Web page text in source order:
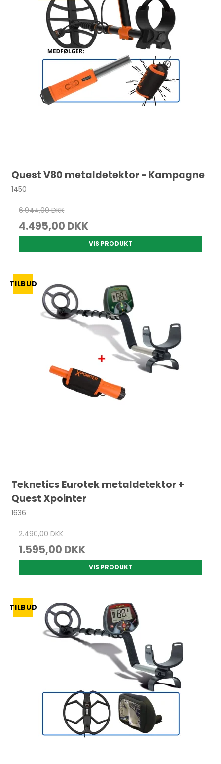
Quest V80 metaldetektor - Kampagne
1450
6.944,00 DKK
4.495,00 DKK
VIS PRODUKT
TILBUD
Teknetics Eurotek metaldetektor +
Quest Xpointer
1636
2.490,00 DKK
1.595,00 DKK
VIS PRODUKT
TILBUD